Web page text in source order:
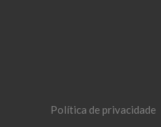
Política de privacidade